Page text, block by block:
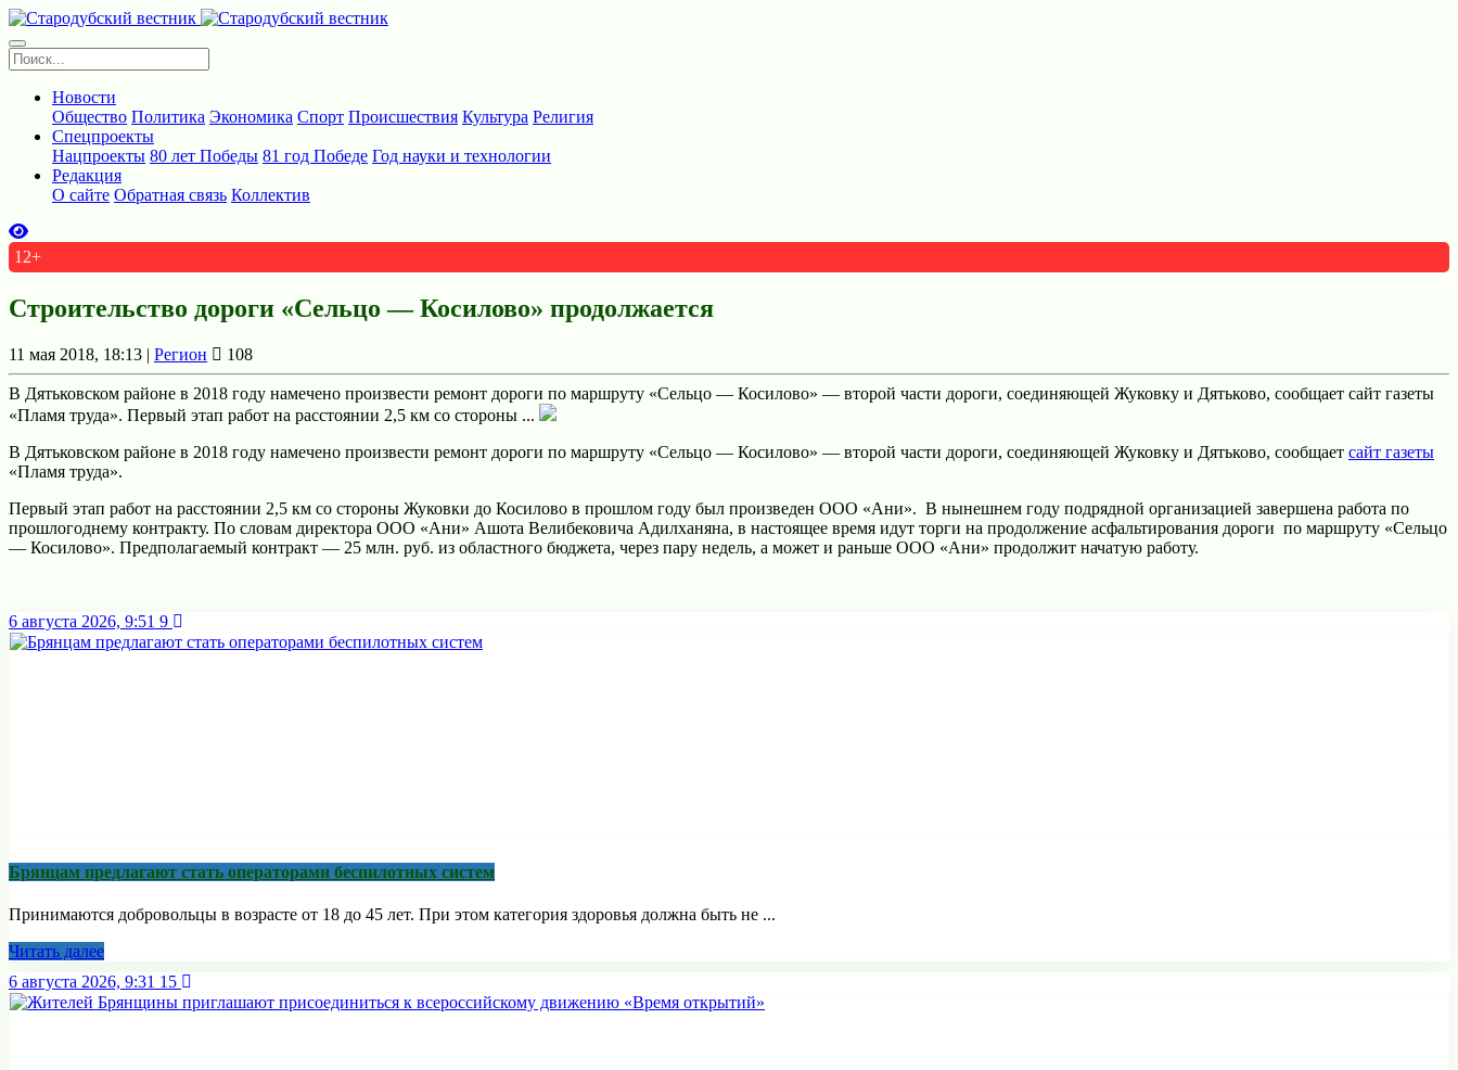
Новости
Общество Политика Экономика Спорт Происшествия Культура Религия
Спецпроекты
Нацпроекты 80 лет Победы 81 год Победе Год науки и технологии
Редакция
О сайте Обратная связь Коллектив
12+
Строительство дороги «Сельцо — Косилово» продолжается
11 мая 2018, 18:13 | Регион 108
В Дятьковском районе в 2018 году намечено произвести ремонт дороги по маршруту «Сельцо — Косилово» — второй части дороги, соединяющей Жуковку и Дятьково, сообщает сайт газеты
«Пламя труда». Первый этап работ на расстоянии 2,5 км со стороны ...
В Дятьковском районе в 2018 году намечено произвести ремонт дороги по маршруту «Сельцо — Косилово» — второй части дороги, соединяющей Жуковку и Дятьково, сообщает сайт газеты
«Пламя труда».
Первый этап работ на расстоянии 2,5 км со стороны Жуковки до Косилово в прошлом году был произведен ООО «Ани». В нынешнем году подрядной организацией завершена работа по
прошлогоднему контракту. По словам директора ООО «Ани» Ашота Велибековича Адилханяна, в настоящее время идут торги на продолжение асфальтирования дороги по маршруту «Сельцо
— Косилово». Предполагаемый контракт — 25 млн. руб. из областного бюджета, через пару недель, а может и раньше ООО «Ани» продолжит начатую работу.
6 августа 2026, 9:51 9
Брянцам предлагают стать оперaторами бeспилотных систeм
Принимаются добровольцы в возрасте от 18 до 45 лет. При этом категория здоровья должна быть не ...
Читать далее
6 августа 2026, 9:31 15